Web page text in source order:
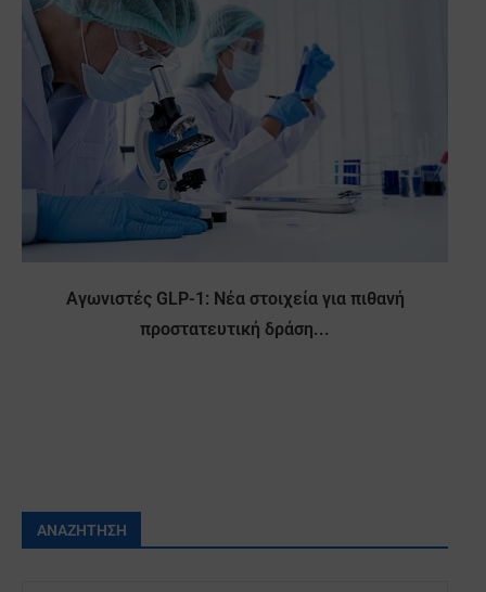
Αγωνιστές GLP-1: Νέα στοιχεία για πιθανή
προστατευτική δράση...
ΑΝΑΖΉΤΗΣΗ